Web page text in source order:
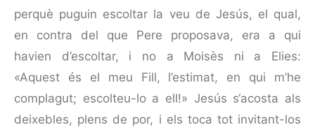
perquè puguin escoltar la veu de Jesús, el qual,
en contra del que Pere proposava, era a qui
havien d’escoltar, i no a Moisès ni a Elies:
«Aquest és el meu Fill, l’estimat, en qui m’he
complagut; escolteu-lo a ell!» Jesús s‘acosta als
deixebles, plens de por, i els toca tot invitant-los